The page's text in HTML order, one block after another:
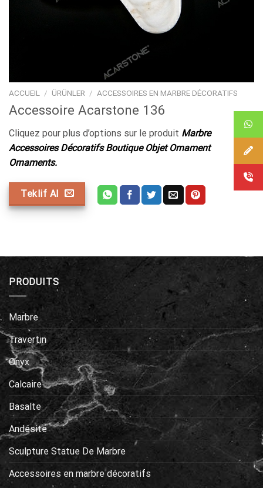
ACCUEIL / ÜRÜNLER / ACCESSOIRES EN MARBRE DÉCORATIFS
Accessoire Acarstone 136
Cliquez pour plus d’options sur le produit Marbre
Accessoires Décoratifs Boutique Objet Ornament
Ornaments.
Teklif Al
PRODUITS
Marbre
Travertin
Onyx
Calcaire
Basalte
Andésite
Sculpture Statue De Marbre
Accessoires en marbre décoratifs